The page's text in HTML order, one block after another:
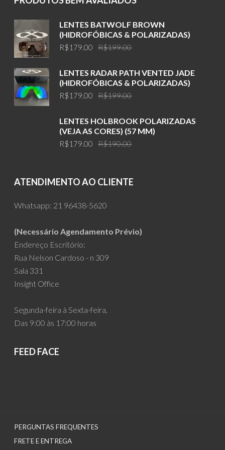
LENTES BATWOLF BROWN
(HIDROFÓBICAS & POLARIZADAS)
R$199.00
was:
R$199.00.
R$179.00
is:
R$179.00.
LENTES RADAR PATH VENTED JADE
(HIDROFÓBICAS & POLARIZADAS)
R$199.00
was:
R$199.00.
R$179.00
is:
R$179.00.
LENTES HOLBROOK POLARIZADAS
(VEJA AS CORES) (57 MM)
R$190.00
R$190.00.
R$179.00
R$179.00.
ATENDIMENTO AO CLIENTE
Whatsapp: 21 96438-5620
(Necessário Agendamento Prévio)
Endereço Escritório:
Rua Nelson Cardoso - n 309
Sala 331
Insight Office
Segunda-feira à Sexta-feira,
Das 9:00 às 17:00 horas
FEED FACE
PERGUNTAS FREQUENTES
FRETE E ENTREGA